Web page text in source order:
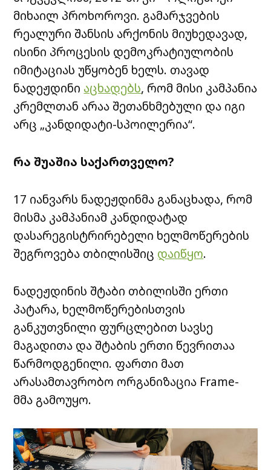
მიხაილ პროხოროვი. გამარჯვების
რეალური შანსის არქონის მიუხედავად,
ისინი პროცესის დემოკრატიულობის
იმიტაციას უწყობენ ხელს. თავად
ნადეჟდინი აცხადებს, რომ მისი კამპანია
კრემლთან არაა შეთანხმებული და იგი
არც „კანდიდატი-სპოილერია“.
რა შუაშია საქართველო?
17 იანვარს ნადეჟდინმა განაცხადა, რომ
მისმა კამპანიამ კანდიდატად
დასარეგისტრირებელი ხელმოწერების
შეგროვება თბილისშიც დაიწყო.
ნადეჟდინის შტაბი თბილისში ერთი
პატარა, ხელმოწერებისთვის
განკუთვნილი ფურცლებით სავსე
მაგადითა და შტაბის ერთი წევრითაა
წარმოდგენილი. ფართი მათ
არასამთავრობო ორგანიზაცია Frame-
მმა გამოუყო.